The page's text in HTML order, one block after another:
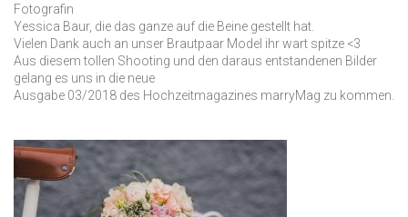
Fotografin
Yessica Baur, die das ganze auf die Beine gestellt hat.
Vielen Dank auch an unser Brautpaar Model ihr wart spitze <3
Aus diesem tollen Shooting und den daraus entstandenen Bilder
gelang es uns in die neue
Ausgabe 03/2018 des Hochzeitmagazines marryMag zu kommen.